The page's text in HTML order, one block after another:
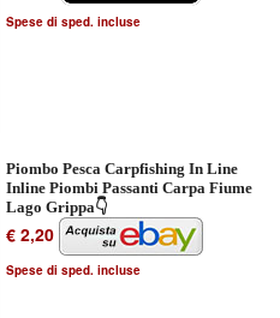
Spese di sped. incluse
Piombo Pesca Carpfishing In Line
Inline Piombi Passanti Carpa Fiume
Lago Grippa👇
€ 2,20
Spese di sped. incluse